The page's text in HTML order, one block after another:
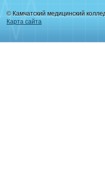
© Камчатский медицинский
Карта сайта